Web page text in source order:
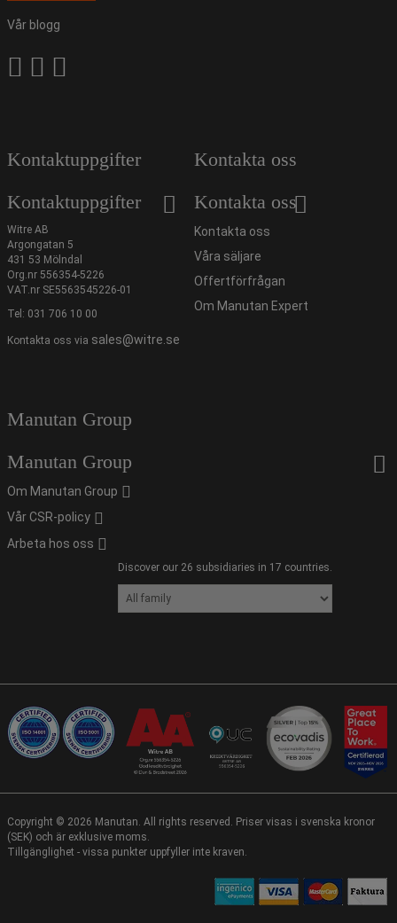
Vår blogg
Kontaktuppgifter
Kontaktuppgifter
Witre AB
Argongatan 5
431 53 Mölndal
Org.nr 556354-5226
VAT.nr SE5563545226-01
Tel: 031 706 10 00
Kontakta oss via sales@witre.se
Kontakta oss
Kontakta oss
Kontakta oss
Våra säljare
Offertförfrågan
Om Manutan Expert
Manutan Group
Manutan Group
Om Manutan Group
Vår CSR-policy
Arbeta hos oss
Discover our 26 subsidiaries in 17 countries.
Copyright © 2026 Manutan. All rights reserved. Priser visas i svenska kronor
(SEK) och är exklusive moms.
Tillgänglighet - vissa punkter uppfyller inte kraven.